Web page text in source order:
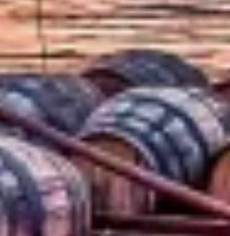
Förstå målgrupper genom statistik eller
kombinationer av data från olika källor
Utveckla och förbättra tjänster
Använda begränsade data för att välja
innehåll
IAB Special Features:
Använda exakta uppgifter om geografisk
positionering
Identifiera enheter baserat på information
som aktivt begärs
Behandlingsändamål som inte rör IAB:
Nödvändig
Prestanda
Funktionell